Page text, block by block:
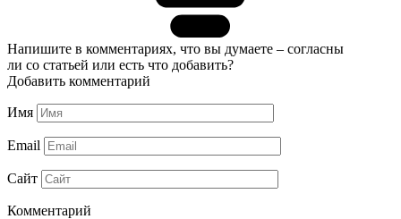
Напишите в комментариях, что вы думаете – согласны
ли со статьей или есть что добавить?
Добавить комментарий
Имя
Email
Сайт
Комментарий